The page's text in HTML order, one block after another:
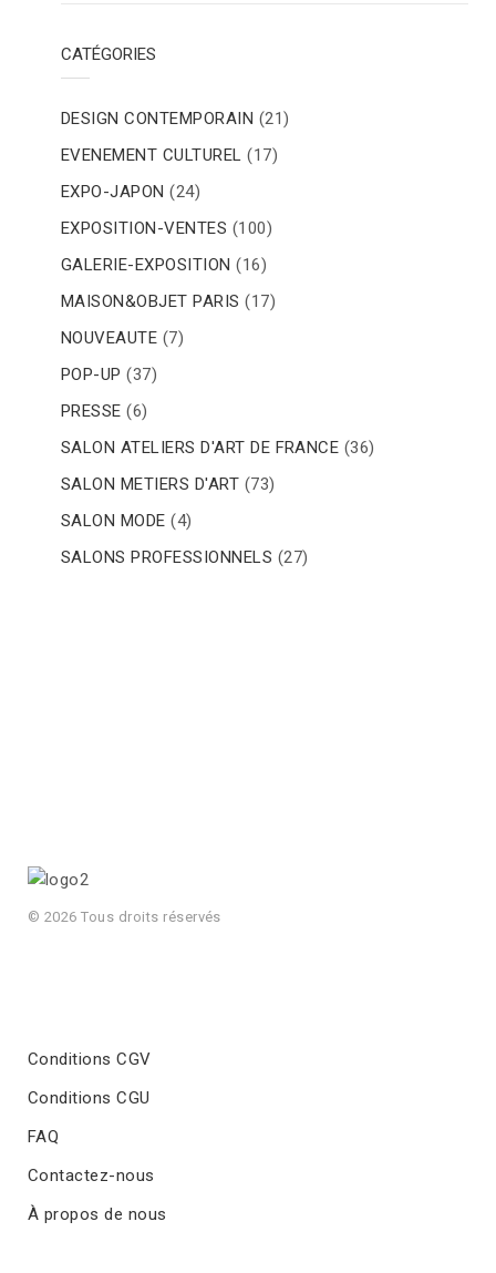
CATÉGORIES
DESIGN CONTEMPORAIN (21)
EVENEMENT CULTUREL (17)
EXPO-JAPON (24)
EXPOSITION-VENTES (100)
GALERIE-EXPOSITION (16)
MAISON&OBJET PARIS (17)
NOUVEAUTE (7)
POP-UP (37)
PRESSE (6)
SALON ATELIERS D'ART DE FRANCE (36)
SALON METIERS D'ART (73)
SALON MODE (4)
SALONS PROFESSIONNELS (27)
© 2026 Tous droits réservés
Conditions CGV
Conditions CGU
FAQ
Contactez-nous
À propos de nous